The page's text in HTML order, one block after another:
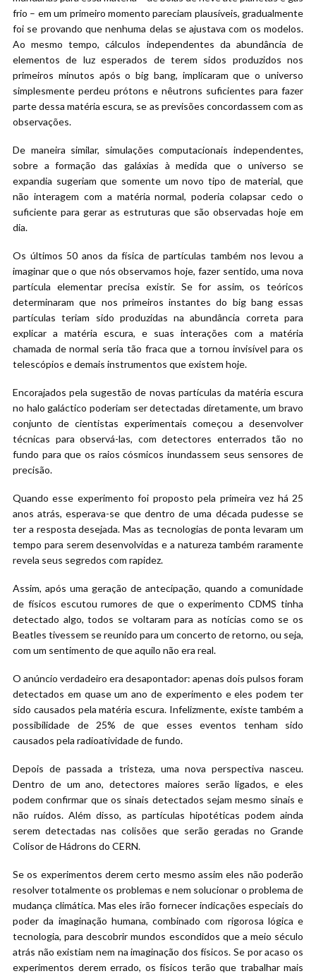
frio – em um primeiro momento pareciam plausíveis, gradualmente
foi se provando que nenhuma delas se ajustava com os modelos.
Ao mesmo tempo, cálculos independentes da abundância de
elementos de luz esperados de terem sidos produzidos nos
primeiros minutos após o big bang, implicaram que o universo
simplesmente perdeu prótons e nêutrons suficientes para fazer
parte dessa matéria escura, se as previsões concordassem com as
observações.
De maneira similar, simulações computacionais independentes,
sobre a formação das galáxias à medida que o universo se
expandia sugeriam que somente um novo tipo de material, que
não interagem com a matéria normal, poderia colapsar cedo o
suficiente para gerar as estruturas que são observadas hoje em
dia.
Os últimos 50 anos da física de partículas também nos levou a
imaginar que o que nós observamos hoje, fazer sentido, uma nova
partícula elementar precisa existir. Se for assim, os teóricos
determinaram que nos primeiros instantes do big bang essas
partículas teriam sido produzidas na abundância correta para
explicar a matéria escura, e suas interações com a matéria
chamada de normal seria tão fraca que a tornou invisível para os
telescópios e demais instrumentos que existem hoje.
Encorajados pela sugestão de novas partículas da matéria escura
no halo galáctico poderiam ser detectadas diretamente, um bravo
conjunto de cientistas experimentais começou a desenvolver
técnicas para observá-las, com detectores enterrados tão no
fundo para que os raios cósmicos inundassem seus sensores de
precisão.
Quando esse experimento foi proposto pela primeira vez há 25
anos atrás, esperava-se que dentro de uma década pudesse se
ter a resposta desejada. Mas as tecnologias de ponta levaram um
tempo para serem desenvolvidas e a natureza também raramente
revela seus segredos com rapidez.
Assim, após uma geração de antecipação, quando a comunidade
de físicos escutou rumores de que o experimento CDMS tinha
detectado algo, todos se voltaram para as notícias como se os
Beatles tivessem se reunido para um concerto de retorno, ou seja,
com um sentimento de que aquilo não era real.
O anúncio verdadeiro era desapontador: apenas dois pulsos foram
detectados em quase um ano de experimento e eles podem ter
sido causados pela matéria escura. Infelizmente, existe também a
possibilidade de 25% de que esses eventos tenham sido
causados pela radioatividade de fundo.
Depois de passada a tristeza, uma nova perspectiva nasceu.
Dentro de um ano, detectores maiores serão ligados, e eles
podem confirmar que os sinais detectados sejam mesmo sinais e
não ruídos. Além disso, as partículas hipotéticas podem ainda
serem detectadas nas colisões que serão geradas no Grande
Colisor de Hádrons do CERN.
Se os experimentos derem certo mesmo assim eles não poderão
resolver totalmente os problemas e nem solucionar o problema de
mudança climática. Mas eles irão fornecer indicações especiais do
poder da imaginação humana, combinado com rigorosa lógica e
tecnologia, para descobrir mundos escondidos que a meio século
atrás não existiam nem na imaginação dos físicos. Se por acaso os
experimentos derem errado, os físicos terão que trabalhar mais